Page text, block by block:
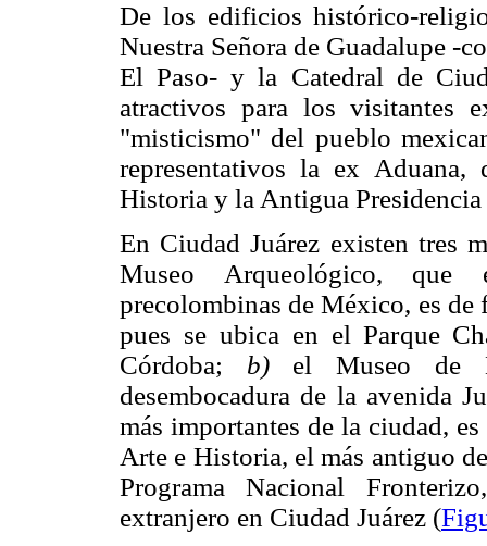
De los edificios histórico-
Nuestra Señora de Guadalupe -
El Paso- y la Catedral de
atractivos para los visitantes
"misticismo" del pueblo
representativos la ex
Historia y la Antigua
En Ciudad Juárez existen tres
Museo Arqueológico, que
precolombinas de México, es de
pues se ubica en el Parque
Córdoba; b)el Museo de
desembocadura de la avenida
más importantes de la ciudad,
Arte e Historia, el más antiguo
Programa Nacional
extranjero en Ciudad Juárez (